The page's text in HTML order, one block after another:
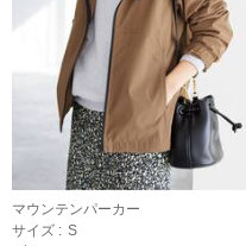
マウンテンパーカー
サイズ : S